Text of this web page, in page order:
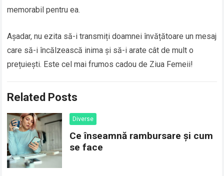
memorabil pentru ea.
Așadar, nu ezita să-i transmiți doamnei învățătoare un mesaj
care să-i încălzească inima și să-i arate cât de mult o
prețuiești. Este cel mai frumos cadou de Ziua Femeii!
Related Posts
Diverse
Ce înseamnă rambursare și cum
se face